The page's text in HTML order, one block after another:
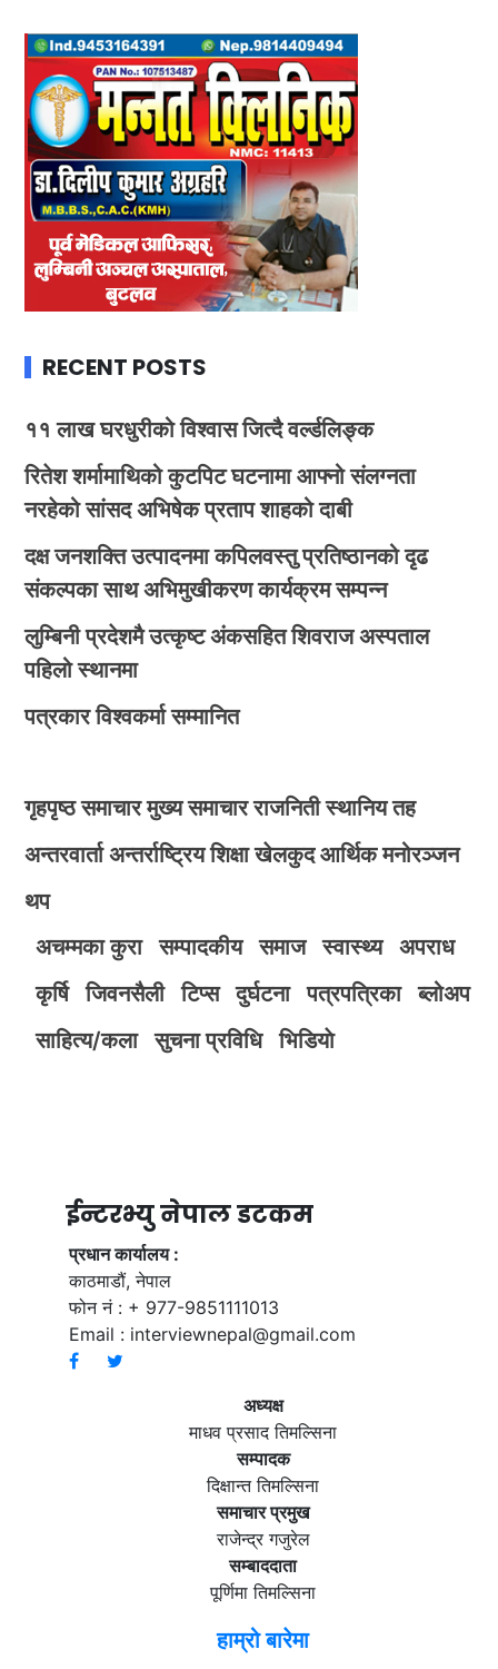
RECENT POSTS
११ लाख घरधुरीको विश्वास जित्दै वर्ल्डलिङ्क
रितेश शर्मामाथिको कुटपिट घटनामा आफ्नो संलग्नता
नरहेको सांसद अभिषेक प्रताप शाहको दाबी
दक्ष जनशक्ति उत्पादनमा कपिलवस्तु प्रतिष्ठानको दृढ
संकल्पका साथ अभिमुखीकरण कार्यक्रम सम्पन्न
लुम्बिनी प्रदेशमै उत्कृष्ट अंकसहित शिवराज अस्पताल
पहिलो स्थानमा
पत्रकार विश्वकर्मा सम्मानित
गृहपृष्ठ समाचार मुख्य समाचार राजनिती स्थानिय तह
अन्तरवार्ता अन्तर्राष्ट्रिय शिक्षा खेलकुद आर्थिक मनोरञ्जन
थप
अचम्मका कुरा
सम्पादकीय समाज स्वास्थ्य
अपराध
कृर्षि
जिवनसैली टिप्स दुर्घटना पत्रपत्रिका
ब्लोअप
साहित्य/कला
सुचना प्रविधि भिडियाे
ईन्टरभ्यु नेपाल डटकम
प्रधान कार्यालय :
काठमाडौं, नेपाल
फोन नं : + 977-9851111013
Email : interviewnepal@gmail.com
अध्यक्ष
माधव प्रसाद तिमल्सिना
सम्पादक
दिक्षान्त तिमल्सिना
समाचार प्रमुख
राजेन्द्र गजुरेल
सम्बाददाता
पूर्णिमा तिमल्सिना
हाम्रो बारेमा